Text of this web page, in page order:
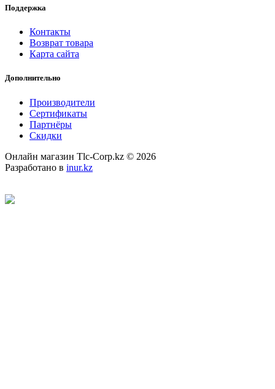
Поддержка
Контакты
Возврат товара
Карта сайта
Дополнительно
Производители
Сертификаты
Партнёры
Скидки
Онлайн магазин Tlc-Corp.kz © 2026
Разработано в inur.kz